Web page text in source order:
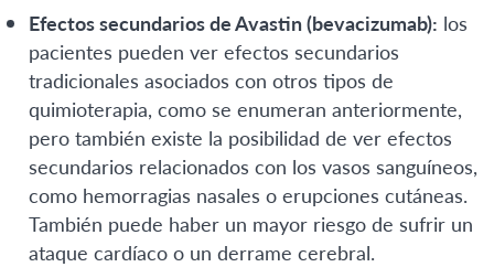
Efectos secundarios de Avastin (bevacizumab): los
pacientes pueden ver efectos secundarios
tradicionales asociados con otros tipos de
quimioterapia, como se enumeran anteriormente,
pero también existe la posibilidad de ver efectos
secundarios relacionados con los vasos sanguíneos,
como hemorragias nasales o erupciones cutáneas.
También puede haber un mayor riesgo de sufrir un
ataque cardíaco o un derrame cerebral.